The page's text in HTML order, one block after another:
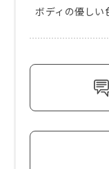
ボディの優しい